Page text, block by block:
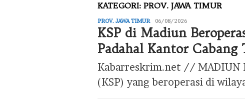
KATEGORI: PROV. JAWA TIMUR
PROV. JAWA TIMUReditor
06/08/2026
KSP di Madiun
Padahal Kantor Cabang
Kabarreskrim.net // MADIUN
(KSP) yang beroperasi di